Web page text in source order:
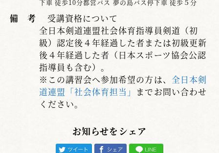
下車 徒歩10分都営バス 夢の島バス停下車 徒歩５分
備 考
受講資格について
全日本剣道連盟社会体育指導員剣道（初
級）認定後４年経過した者または初級更新
後４年経過した者（日本スポーツ協会公認
指導員も含む）。
※この講習会へ参加希望の方は、 全日本剣
道連盟「社会体育担当」 までお問い合わせ
ください。
お知らせをシェア